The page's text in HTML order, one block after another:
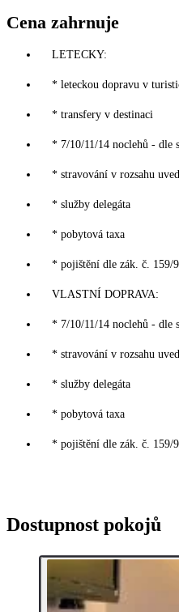
Cena zahrnuje
LETECKY:
* leteckou dopravu v
* transfery v destinaci
* 7/10/11/14 noclehů - dle
* stravování v rozsahu
* služby delegáta
* pobytová taxa
* pojištění dle zák. č. 159/
VLASTNÍ DOPRAVA:
* 7/10/11/14 noclehů - dle
* stravování v rozsahu
* služby delegáta
* pobytová taxa
* pojištění dle zák. č. 159/
Dostupnost pokojů